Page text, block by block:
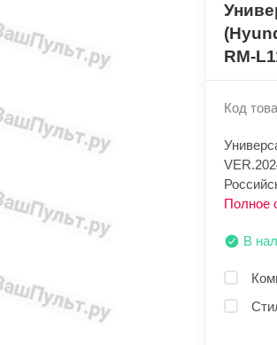
RM-
Код
Полное
В